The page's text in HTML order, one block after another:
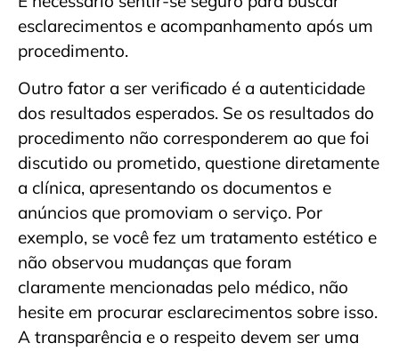
esclarecimentos e acompanhamento após um
procedimento.
Outro fator a ser verificado é a autenticidade
dos resultados esperados. Se os resultados do
procedimento não corresponderem ao que foi
discutido ou prometido, questione diretamente
a clínica, apresentando os documentos e
anúncios que promoviam o serviço. Por
exemplo, se você fez um tratamento estético e
não observou mudanças que foram
claramente mencionadas pelo médico, não
hesite em procurar esclarecimentos sobre isso.
A transparência e o respeito devem ser uma